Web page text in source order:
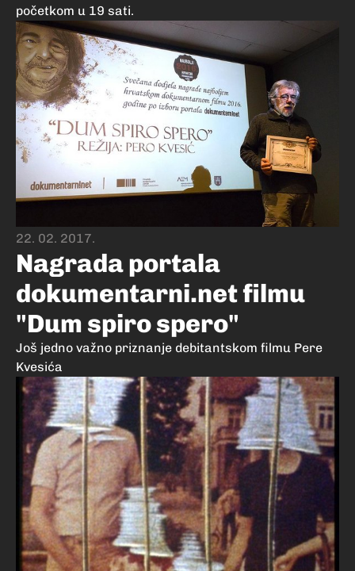
početkom u 19 sati.
22. 02. 2017.
Nagrada portala
dokumentarni.net filmu
"Dum spiro spero"
Još jedno važno priznanje debitantskom filmu Pere
Kvesića